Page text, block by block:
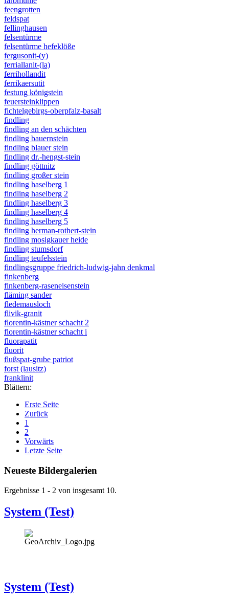
feengrotten
feldspat
fellinghausen
felsentürme
felsentürme hefeklöße
fergusonit-(y)
ferriallanit-(la)
ferrihollandit
ferrikaersutit
festung königstein
feuersteinklippen
fichtelgebirgs-oberpfalz-basalt
findling
findling an den schächten
findling bauernstein
findling blauer stein
findling dr.-hengst-stein
findling göttnitz
findling großer stein
findling haselberg 1
findling haselberg 2
findling haselberg 3
findling haselberg 4
findling haselberg 5
findling herman-rothert-stein
findling mosigkauer heide
findling stumsdorf
findling teufelsstein
findlingsgruppe friedrich-ludwig-jahn denkmal
finkenberg
finkenberg-raseneisenstein
fläming sander
fledemausloch
flivik-granit
florentin-kästner schacht 2
florentin-kästner schacht i
fluorapatit
fluorit
flußspat-grube patriot
forst (lausitz)
franklinit
Blättern:
Erste Seite
Zurück
1
2
Vorwärts
Letzte Seite
Neueste Bildergalerien
Ergebnisse 1 - 2 von insgesamt 10.
System (Test)
System (Test)